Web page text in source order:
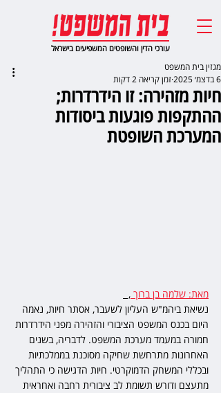
עורכי הדין והשופטים המשפיעים בישראל
חיות מזהירה: זו הידרדרות;
ההתקפות פוגעות ביסודות
המערכת השופטת
מגזין בית המשפט
6 בדצמ׳ 2025
זמן קריאה 2 דקות
מאת: שלמה בן ברוך ,
נשיאת ביהמ"ש העליון לשעבר, אסתר חיות, נאמה
היום בכנס המשפט הציבורי והזהירה מפני הידרדרות
חמורה במעמד מערכת המשפט. לדבריה, בשנים
האחרונות מתרחשת שחיקה מסוכנת בממלכתיות
ובכללי המשחק הדמוקרטי. חיות הדגישה כי התהליך
מתעצם ודורש תשומת לב ציבורית רחבה ואחראית